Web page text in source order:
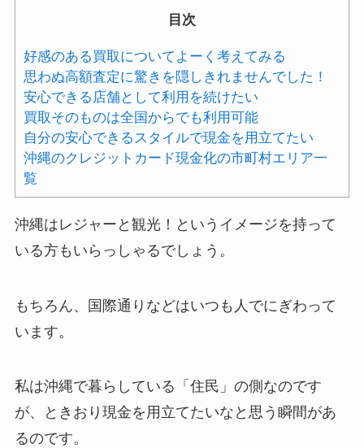
目次
好感のある買取についてよーく考えてみる
思わぬ高額査定に驚きを隠しきれませんでした！
安心できる店舗として利用を続けたい
買取そのものは全国からでも利用可能
自分の安心できるスタイルで現金を用立てたい
沖縄のクレジットカード現金化の市町村エリア一
覧
沖縄はレジャーと観光！というイメージを持って
いる方もいらっしゃるでしょう。
もちろん、国際通りなどはいつも人でにぎわって
います。
私は沖縄で暮らしている「住民」の側なのです
が、ときおり現金を用立てたいなと思う瞬間があ
るのです。